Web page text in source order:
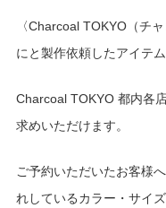
〈Charcoal TOKYO（チ
にと製作依頼したアイテ
Charcoal TOKYO 都内各
求めいただけます。
ご予約いただいたお客様
れしているカラー・サイ